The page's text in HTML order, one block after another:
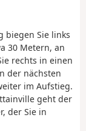
biegen Sie links
30 Metern, an
rechts in einen
der nächsten
im Aufstieg.
geht der
der Sie in